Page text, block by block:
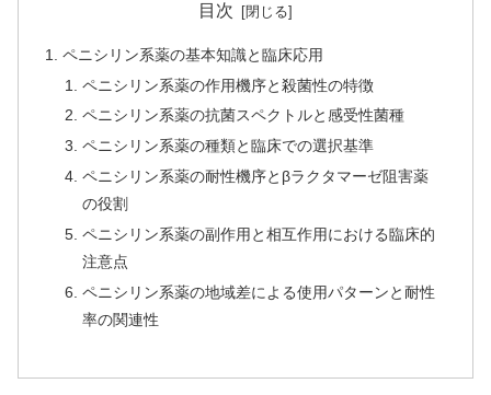
目次
ペニシリン系薬の基本知識と臨床応用
ペニシリン系薬の作用機序と殺菌性の特徴
ペニシリン系薬の抗菌スペクトルと感受性菌種
ペニシリン系薬の種類と臨床での選択基準
ペニシリン系薬の耐性機序とβラクタマーゼ阻害薬
の役割
ペニシリン系薬の副作用と相互作用における臨床的
注意点
ペニシリン系薬の地域差による使用パターンと耐性
率の関連性